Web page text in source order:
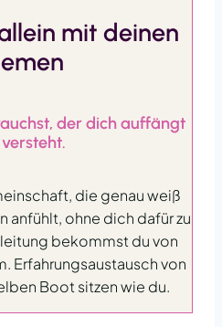
mit deinen
der dich auffängt
die genau weiß
anfühlt, ohne dich dafür zu
bekommst du von
Erfahrungsaustausch von
Boot sitzen wie du.